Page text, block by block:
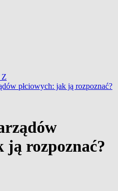
Z
płciowych: jak ją rozpoznać?
ją rozpoznać?